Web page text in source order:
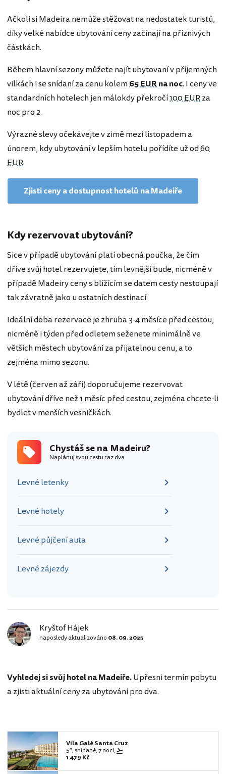
Ačkoli si Madeira nemůže stěžovat na nedostatek turistů,
díky velké nabídce ubytování ceny začínají na příznivých
částkách.
Během hlavní sezony můžete najít ubytovaní v příjemných
vilkách i se snídaní za cenu kolem65 EURna noc. I ceny ve
standardních hotelech jen málokdy překročí100 EURza
noc pro 2.
Výrazné slevy očekávejte v zimě mezi listopadem a
únorem, kdy ubytování v lepším hotelu pořídíte už od60
EUR.
Zjisti ceny a dostupnost hotelů na Madeiře
Kdy rezervovat ubytování?
Sice v případě ubytování platí obecná poučka, že čím
dříve svůj hotel rezervujete, tím levnější bude, nicméně v
případě Madeiry ceny s blížícím se datem cesty nestoupají
tak závratně jako u ostatních destinací.
Ideální doba rezervace je zhruba 3-4 měsíce před cestou,
nicméně i týden před odletem seženete minimálně ve
větších městech ubytování za přijatelnou cenu, a to
zejména mimo sezonu.
V létě (červen až září) doporučujeme rezervovat
ubytování dříve než 1 měsíc před cestou, zejména chcete-li
bydlet v menších vesničkách.
Chystáš se na Madeiru?
Naplánuj svou cestu raz dva
Levné letenky
Levné hotely
Levné půjčení auta
Levné zájezdy
Kryštof Hájek
naposledy aktualizováno 08. 09. 2025
Vyhledej si svůj hotel na Madeiře.Upřesni termín pobytu
a zjisti aktuální ceny za ubytování pro dva.
Vila Galé Santa Cruz
5*, snídaně, 7 nocí,
1 479 Kč